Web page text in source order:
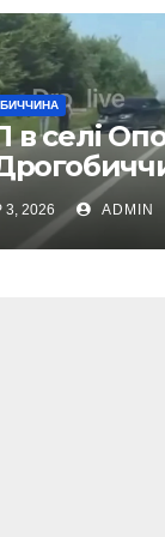
в селі
2026 ADMIN